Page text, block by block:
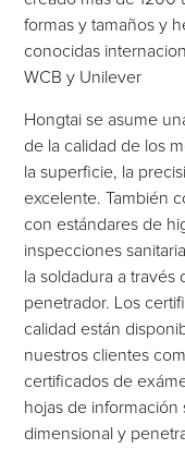
formas y tamaños y
conocidas
WCB y Unilever
Hongtai se asume
de la calidad de los
la superficie, la
excelente. También
con estándares de
inspecciones
la soldadura a
penetrador. Los
calidad están
nuestros clientes
certificados de
hojas de
dimensional y